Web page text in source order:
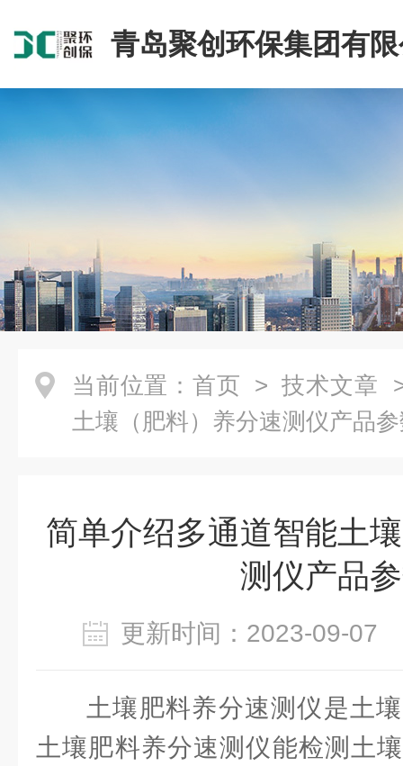
青岛聚创环保集团有
当前位置： 首页 > 技术文章
土壤（肥料）养分速测仪产品
简单介绍多通道智能土
测仪产品
更新时间：2023-09-
土壤肥料养分速测仪是土
土壤肥料养分速测仪能检测土